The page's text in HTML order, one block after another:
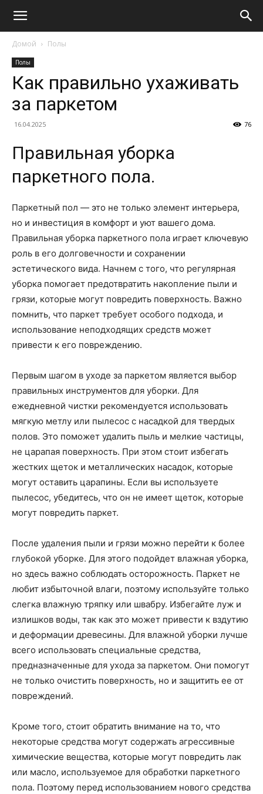
Домой Полы
Полы
Как правильно ухаживать
за паркетом
16.04.2025 76
Правильная уборка
паркетного пола.
Паркетный пол — это не только элемент интерьера,
но и инвестиция в комфорт и уют вашего дома.
Правильная уборка паркетного пола играет ключевую
роль в его долговечности и сохранении
эстетического вида. Начнем с того, что регулярная
уборка помогает предотвратить накопление пыли и
грязи, которые могут повредить поверхность. Важно
помнить, что паркет требует особого подхода, и
использование неподходящих средств может
привести к его повреждению.
Первым шагом в уходе за паркетом является выбор
правильных инструментов для уборки. Для
ежедневной чистки рекомендуется использовать
мягкую метлу или пылесос с насадкой для твердых
полов. Это поможет удалить пыль и мелкие частицы,
не царапая поверхность. При этом стоит избегать
жестких щеток и металлических насадок, которые
могут оставить царапины. Если вы используете
пылесос, убедитесь, что он не имеет щеток, которые
могут повредить паркет.
После удаления пыли и грязи можно перейти к более
глубокой уборке. Для этого подойдет влажная уборка,
но здесь важно соблюдать осторожность. Паркет не
любит избыточной влаги, поэтому используйте только
слегка влажную тряпку или швабру. Избегайте луж и
излишков воды, так как это может привести к вздутию
и деформации древесины. Для влажной уборки лучше
всего использовать специальные средства,
предназначенные для ухода за паркетом. Они помогут
не только очистить поверхность, но и защитить ее от
повреждений.
Кроме того, стоит обратить внимание на то, что
некоторые средства могут содержать агрессивные
химические вещества, которые могут повредить лак
или масло, используемое для обработки паркетного
пола. Поэтому перед использованием нового средства